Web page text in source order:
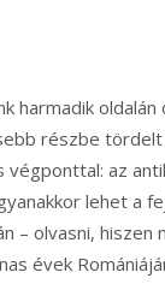
harmadik oldalán
részbe
végponttal: az
lehet a
– olvasni, hiszen
évek